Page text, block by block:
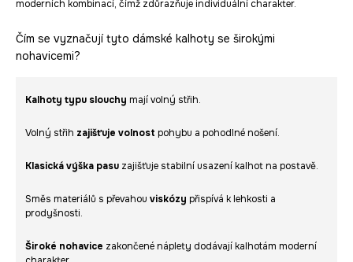
moderních kombinací, čímž zdůrazňuje individuální charakter.
Čím se vyznačují tyto dámské kalhoty se širokými
nohavicemi?
Kalhoty typu slouchy mají volný střih.
Volný střih zajišťuje volnost pohybu a pohodlné nošení.
Klasická výška pasu zajišťuje stabilní usazení kalhot na postavě.
Směs materiálů s převahou viskózy přispívá k lehkosti a
prodyšnosti.
Široké nohavice zakončené náplety dodávají kalhotám moderní